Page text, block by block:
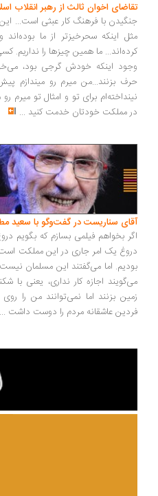
اخوان ثالث از رهبر انقلاب اسلامی
با فرهنگ کار عبثی است... این برادران
اینکه سحرخیزتر از ما بوده‌اند و
ما همین چیزها را نداریم. کسی نداریم
اینکه خودش گرجی بود، می‌خواست
بزنند...من میرم رو میندازم پیش
برای تو و امثال تو میرم رو
مملکت خودتان خدمت کنید...
سناریست در گفت‌وگو با سعید مطلبی
بخواهم فیلمی بسازم که بگویم دروغ
یک امر جاری در این مملکت است. قبحش
اما می‌گفتند این مسلمان نیست...
اجازه کار نداری، یعنی با شکنجه
بزنند اما نمی‌توانند من را روی زمین
عاشقانه مردم را دوست داشت ...